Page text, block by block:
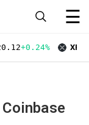
☰
+0.24% XRP